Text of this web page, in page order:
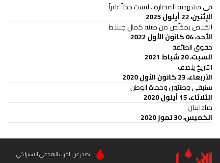
في مشهدية المختارة.. ليست حدثاً عابراً
الإثنين، 22 أيلول 2025
الخلاص بمخلّص من طينة كمال جنبلاط
الأحد، 04 كانون الأول 2022
حقوق الطائفة
السبت، 20 شباط 2021
التاريخ ينصف
الأربعاء، 23 كانون الأول 2020
سنبقى وطنيّون وحماة الوطن
الثلاثاء، 15 أيلول 2020
حياد لبنان
الخميس، 30 تموز 2020
تصدر عن الحزب التقدمي الاشتراكي